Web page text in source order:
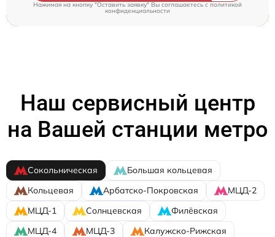
Нажимая на кнопку "Оставить заявку" Вы соглашаетесь cполитикой
конфиденциальности
Наш сервисный центр
на Вашей станции метро
Сокольническая
Большая кольцевая
Кольцевая
Арбатско-Покровская
МЦД-2
МЦД-1
Солнцевская
Филёвская
МЦД-4
МЦД-3
Калужско-Рижская